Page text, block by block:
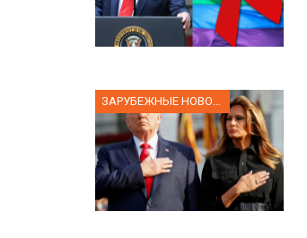
ЗАРУБЕЖНЫЕ НОВОСТИ